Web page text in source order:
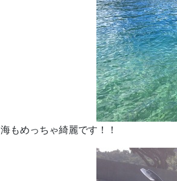
海もめっちゃ綺麗です！！